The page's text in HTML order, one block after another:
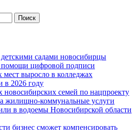
детскими садами новосибирцы
цифровой подписи
выросло в колледжах
в 2026 году
новосибирских семей по нацпроекту
жилищно-коммунальные услуги
в водоемы Новосибирской области
бизнес сможет компенсировать